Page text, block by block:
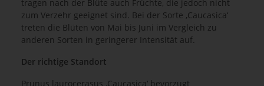
tragen nach der Blüte auch Früchte, die jedoch nicht
zum Verzehr geeignet sind. Bei der Sorte ‚Caucasica‘
treten die Blüten von Mai bis Juni im Vergleich zu
anderen Sorten in geringerer Intensität auf.
Der richtige Standort
Prunus laurocerasus ‚Caucasica‘ bevorzugt